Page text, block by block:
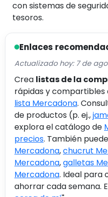
con sistemas de
tesoros.
Enlaces
Actualizado hoy: 7 de
Crea listas de la
rápidas y compartibles
lista Mercadona.
de productos (p. ej.,
explora el catálogo de
precios. También
Mercadona,chucrut
Mercadona,galletas
Mercadona. Ideal para
ahorrar cada semana.